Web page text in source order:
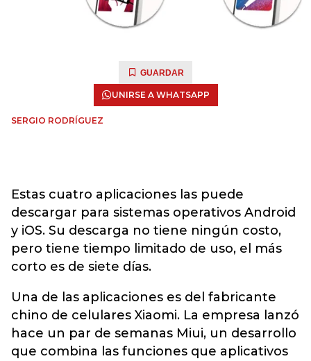
GUARDAR
UNIRSE A WHATSAPP
SERGIO RODRÍGUEZ
Estas cuatro aplicaciones las puede
descargar para sistemas operativos Android
y iOS. Su descarga no tiene ningún costo,
pero tiene tiempo limitado de uso, el más
corto es de siete días.
Una de las aplicaciones es del fabricante
chino de celulares Xiaomi. La empresa lanzó
hace un par de semanas Miui, un desarrollo
que combina las funciones que aplicativos